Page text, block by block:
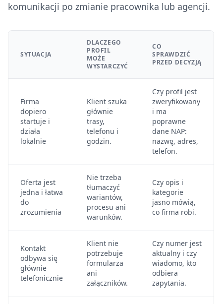
komunikacji po zmianie pracownika lub agencji.
SYTUACJA
DLACZEGO
PROFIL
MOŻE
WYSTARCZYĆ
CO
SPRAWDZIĆ
PRZED DECYZJĄ
Firma
dopiero
startuje i
działa
lokalnie
Klient szuka
głównie
trasy,
telefonu i
godzin.
Czy profil jest
zweryfikowany
i ma
poprawne
dane NAP:
nazwę, adres,
telefon.
Oferta jest
jedna i łatwa
do
zrozumienia
Nie trzeba
tłumaczyć
wariantów,
procesu ani
warunków.
Czy opis i
kategorie
jasno mówią,
co firma robi.
Kontakt
odbywa się
głównie
telefonicznie
Klient nie
potrzebuje
formularza
ani
załączników.
Czy numer jest
aktualny i czy
wiadomo, kto
odbiera
zapytania.